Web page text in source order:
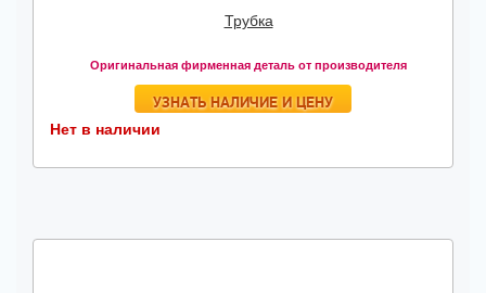
Трубка
Оригинальная фирменная деталь от производителя
УЗНАТЬ НАЛИЧИЕ И ЦЕНУ
Нет в наличии